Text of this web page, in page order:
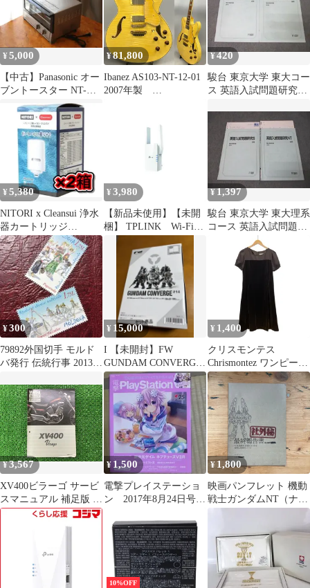
ヨンクレマンス ハンド
バッグ レディース【中
古】
系 レディース
¥5,000
【中古】Panasonic オー
ブントースター NT-
T300 2018年製
¥81,800
Ibanez AS103-NT-12-01
2007年製
¥420
駿台 東京大学 東大コー
ス 英語入試問題研究
¥ 5,380
NITORI x Cleansui 浄水
器カートリッジ
MDC01S-NT 2箱
¥ 3,980
【新品未使用】【未開
梱】 TPLINK Wi-Fi中
継機（コンセント直挿
し）1201+300Mbps
AX1500 [Wi-Fi 6(ax)]
RE505X
¥1,397
駿台 東京大学 東大理系
コース 英語入試問題研
究S/NT テキスト通年セ
ット 2012 計2冊
016m0C
¥300
79892外国切手 モルド
バ発行 伝統行事 2013年
¥ 15,000
I 【未開封】FW
GUNDAM CONVERGE
#14
¥ 1,400
クリスモンテス
Chrismontez ワンピース
半袖 ひざ丈 クルーネッ
ク ドッキング ベロア
無地 110472012NT 2 茶
ブラウン
¥3,567
XV400ビラーゴ サービ
スマニュアル 補足版 ヤ
マハ 正規 バイク 整備
書 2NT-020101～ 2NT-
YAMAHA 車検 整備情
報 【中古】 0
¥ 1,500
電撃プレイステーショ
ン 2017年8月24日号
¥1,800
映画パンフレット 機動
戦士ガンダムNT（ナラ
10%OFF